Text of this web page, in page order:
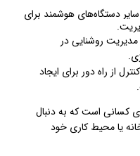
دستگاه‌های هوشمند برای
مدیریت روشنایی در
از راه دور برای ایجاد
کسانی است که به دنبال
یا محیط کاری خود